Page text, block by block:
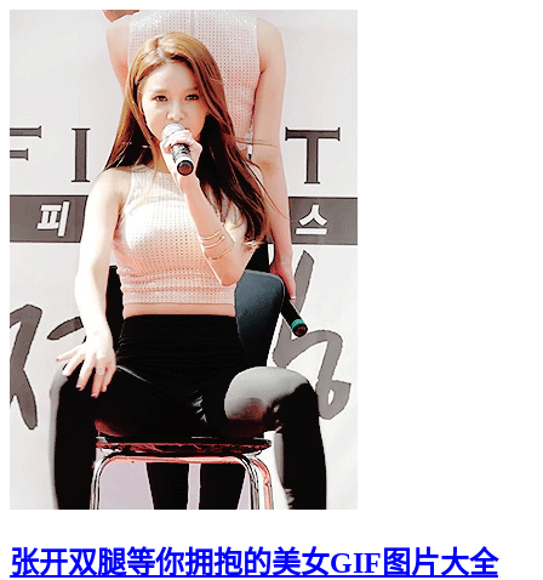
张开双腿等你拥抱的美女GIF图片大全